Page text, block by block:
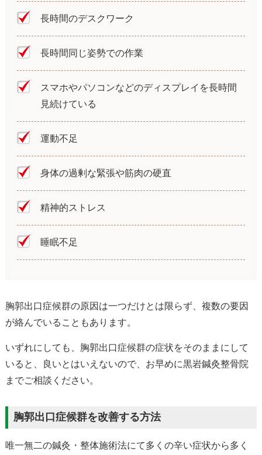
長時間のデスクワーク
長時間同じ姿勢での作業
スマホやパソコンなどのディスプレイを長時間
見続けている
運動不足
身体の過剰な緊張や筋肉の硬直
精神的ストレス
睡眠不足
胸郭出口症候群の原因は一つだけとは限らず、複数の要因
が絡んでいることもあります。
いずれにしても、胸郭出口症候群の症状をそのままにして
いると、良いとはいえないので、お早めに黒岩鍼灸整骨院
までご相談ください。
胸郭出口症候群を改善する方法
唯一無二の鍼灸・整体施術法にて多くの辛い症状から多く